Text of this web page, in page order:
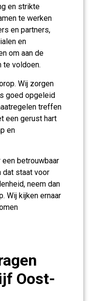
en strikte
te werken
en partners,
en
om aan de
te voldoen.
Wij zorgen
goed opgeleid
treffen
een gerust hart
en
een betrouwbaar
dat staat voor
neem dan
Wij kijken ernaar
Oost-